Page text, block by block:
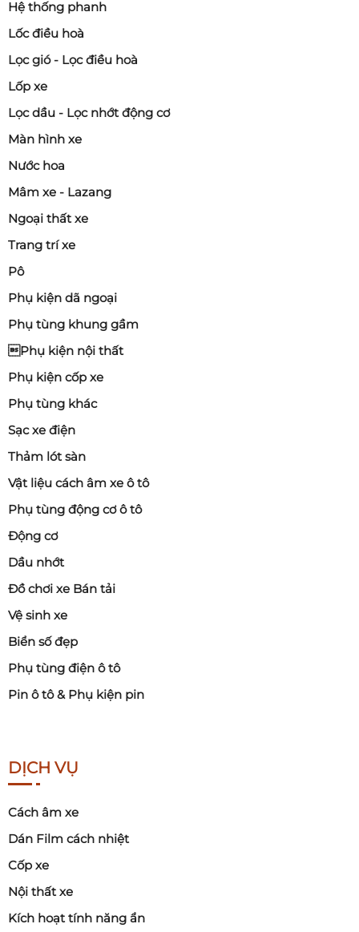
3.3. Mâm đúc nguyên khối (Forged
Wheel)
Loại cao cấp.
Ưu điểm:
Nhẹ hơn mâm đúc thường
Cứng và bền
Phù hợp xe hiệu suất cao
Nhược điểm: Giá rất cao.
Gồm nhiều phần ghép lại.
Thường dùng trong xe độ chuyên nghiệp.
4. Khi nào nên thay mâm xe ô tô?
Không phải lúc nào cũng cần thay mâm. Dưới đây là
4.1. Mâm bị cong, nứt
Đi qua ổ gà mạnh
Va chạm lề đường
Có thể khiến mâm:
Trong trường hợp này nên thay để đảm bảo an toàn.
4.2. Muốn nâng cấp thẩm mỹ
Muốn tăng kích thước mâm
Muốn phong cách khác biệt
4.3. Khi nâng cấp kích thước lốp
Nếu bạn muốn:
Lốp bản rộng hơn
Hệ thống phanh
Lốc điều hoà
Lọc gió - Lọc điều hoà
Lốp xe
Lọc dầu - Lọc nhớt động cơ
Màn hình xe
Nước hoa
Mâm xe - Lazang
Ngoại thất xe
Trang trí xe
Pô
Phụ kiện dã ngoại
Phụ tùng khung gầm
Phụ kiện nội thất
Phụ kiện cốp xe
Phụ tùng khác
Sạc xe điện
Thảm lót sàn
Vật liệu cách âm xe ô tô
Phụ tùng động cơ ô tô
Động cơ
Dầu nhớt
Đồ chơi xe Bán tải
Vệ sinh xe
Biển số đẹp
Phụ tùng điện ô tô
Pin ô tô & Phụ kiện pin
DỊCH VỤ
Cách âm xe
Dán Film cách nhiệt
Cốp xe
Nội thất xe
Kích hoạt tính năng ẩn